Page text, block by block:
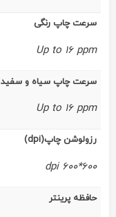
سرعت چاپ رنگی
Up to 16 ppm
سرعت چاپ سیاه و سفید
Up to 16 ppm
رزولوشن چاپ(dpi)
600*600 dpi
حافظه پرینتر